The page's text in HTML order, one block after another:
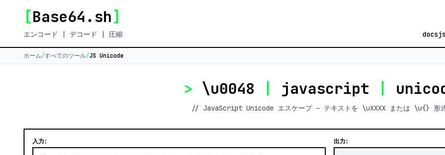
[Base64.sh]
エンコード | デコード | 圧縮 docsjs
ホーム/すべてのツール/JS Unicode
> \u0048 javascript
// JavaScript Unicode エスケープ – テキストを \uXXXX または \u{} 形
入力: 出力: